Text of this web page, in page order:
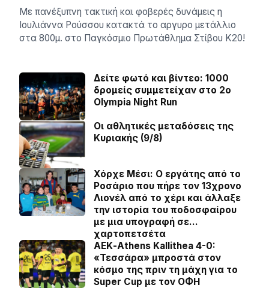
Με πανέξυπνη τακτική και φοβερές δυνάμεις η
Ιουλιάννα Ρούσσου κατακτά το αργυρο μετάλλιο
στα 800μ. στο Παγκόσμιο Πρωτάθλημα Στίβου Κ20!
Δείτε φωτό και βίντεο: 1000
δρομείς συμμετείχαν στο 2ο
Olympia Night Run
Οι αθλητικές μεταδόσεις της
Κυριακής (9/8)
Χόρχε Μέσι: Ο εργάτης από το
Ροσάριο που πήρε τον 13χρονο
Λιονέλ από το χέρι και άλλαξε
την ιστορία του ποδοσφαίρου
με μια υπογραφή σε…
χαρτοπετσέτα
ΑΕΚ-Athens Kallithea 4-0:
«Τεσσάρα» μπροστά στον
κόσμο της πριν τη μάχη για το
Super Cup με τον ΟΦΗ